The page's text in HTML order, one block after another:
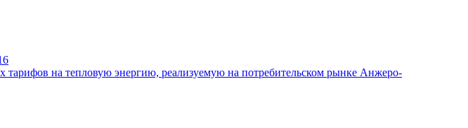
на тепловую энергию, реализуемую на потребительском рынке Анжеро-